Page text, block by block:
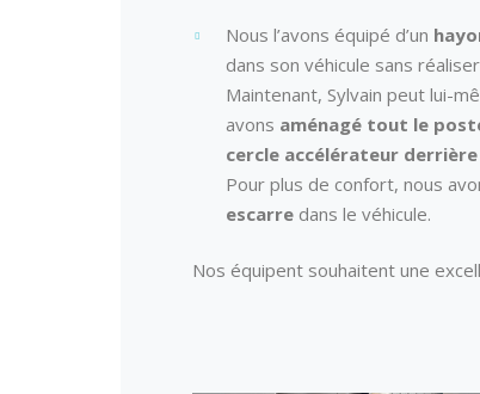
Nous l’avons équipé d’un
dans son véhicule sans
Maintenant, Sylvain peut lui-
avons aménagé tout le
cercle accélérateur
Pour plus de confort, nous
escarre dans le véhicule.
Nos équipent souhaitent une